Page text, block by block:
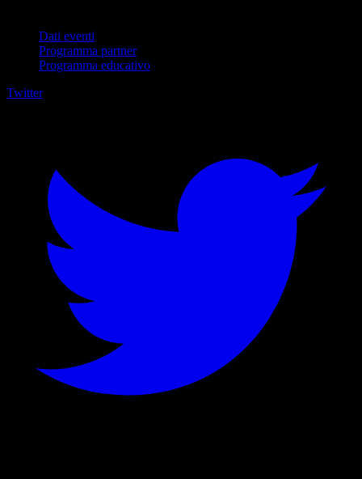
Dati eventi
Programma partner
Programma educativo
Twitter